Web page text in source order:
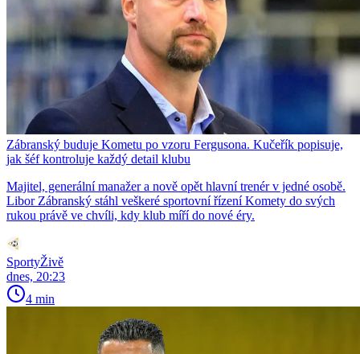
Zábranský buduje Kometu po vzoru Fergusona. Kučeřík popisuje,
jak šéf kontroluje každý detail klubu
Majitel, generální manažer a nově opět hlavní trenér v jedné osobě.
Libor Zábranský stáhl veškeré sportovní řízení Komety do svých
rukou právě ve chvíli, kdy klub míří do nové éry.
SportyŽivě
dnes, 20:23
4 min